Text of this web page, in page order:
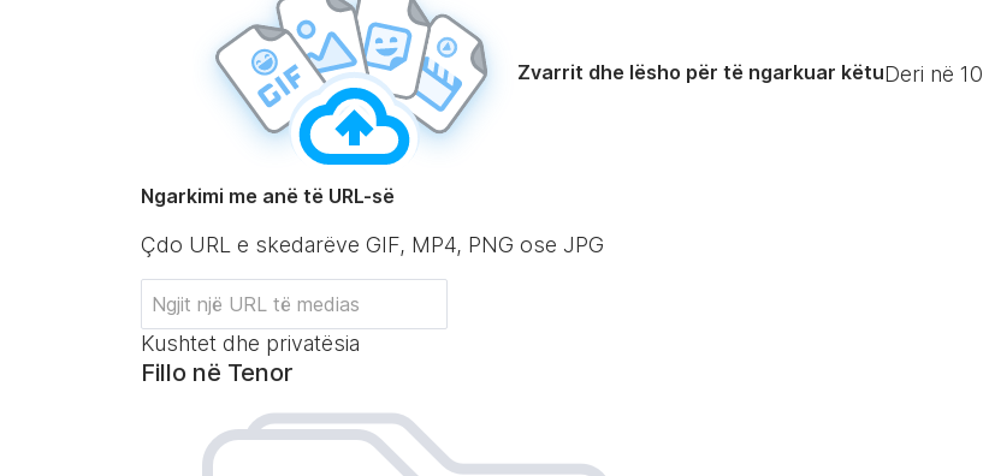
Zvarrit dhe lësho për të ngarkuar këtuDeri në 10
Ngarkimi me anë të URL-së
Çdo URL e skedarëve GIF, MP4, PNG ose JPG
Kushtet dhe privatësia
Fillo në Tenor